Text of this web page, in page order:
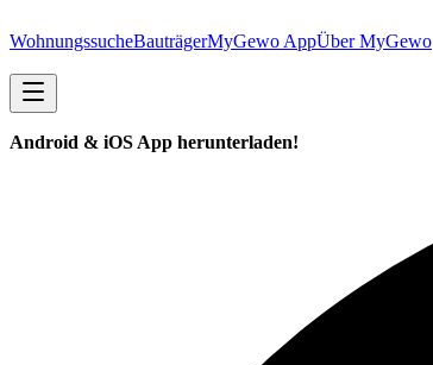
WohnungssucheBauträgerMyGewo AppÜber MyGewo
Android & iOS App herunterladen!